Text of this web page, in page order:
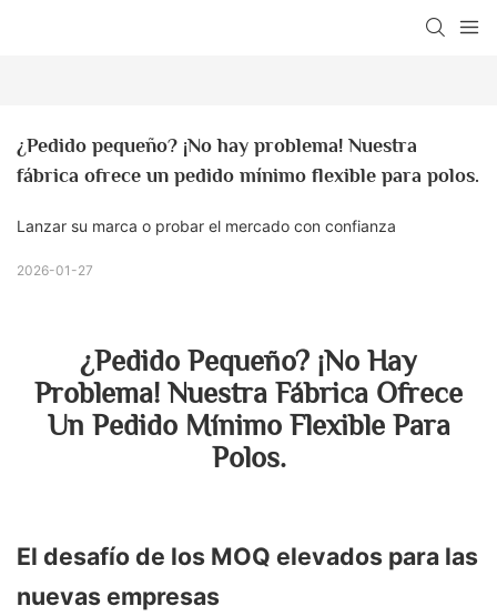
¿Pedido pequeño? ¡No hay problema! Nuestra
fábrica ofrece un pedido mínimo flexible para polos.
Lanzar su marca o probar el mercado con confianza
2026-01-27
¿Pedido Pequeño? ¡No Hay
Problema! Nuestra Fábrica Ofrece
Un Pedido Mínimo Flexible Para
Polos.
El desafío de los MOQ elevados para las
nuevas empresas